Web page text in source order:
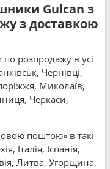
Gulcan з
з доставкою
розпродажу в усі
Чернівці,
Миколаїв,
Черкаси,
поштою» в такі
Італія, Іспанія,
Литва, Угорщина,